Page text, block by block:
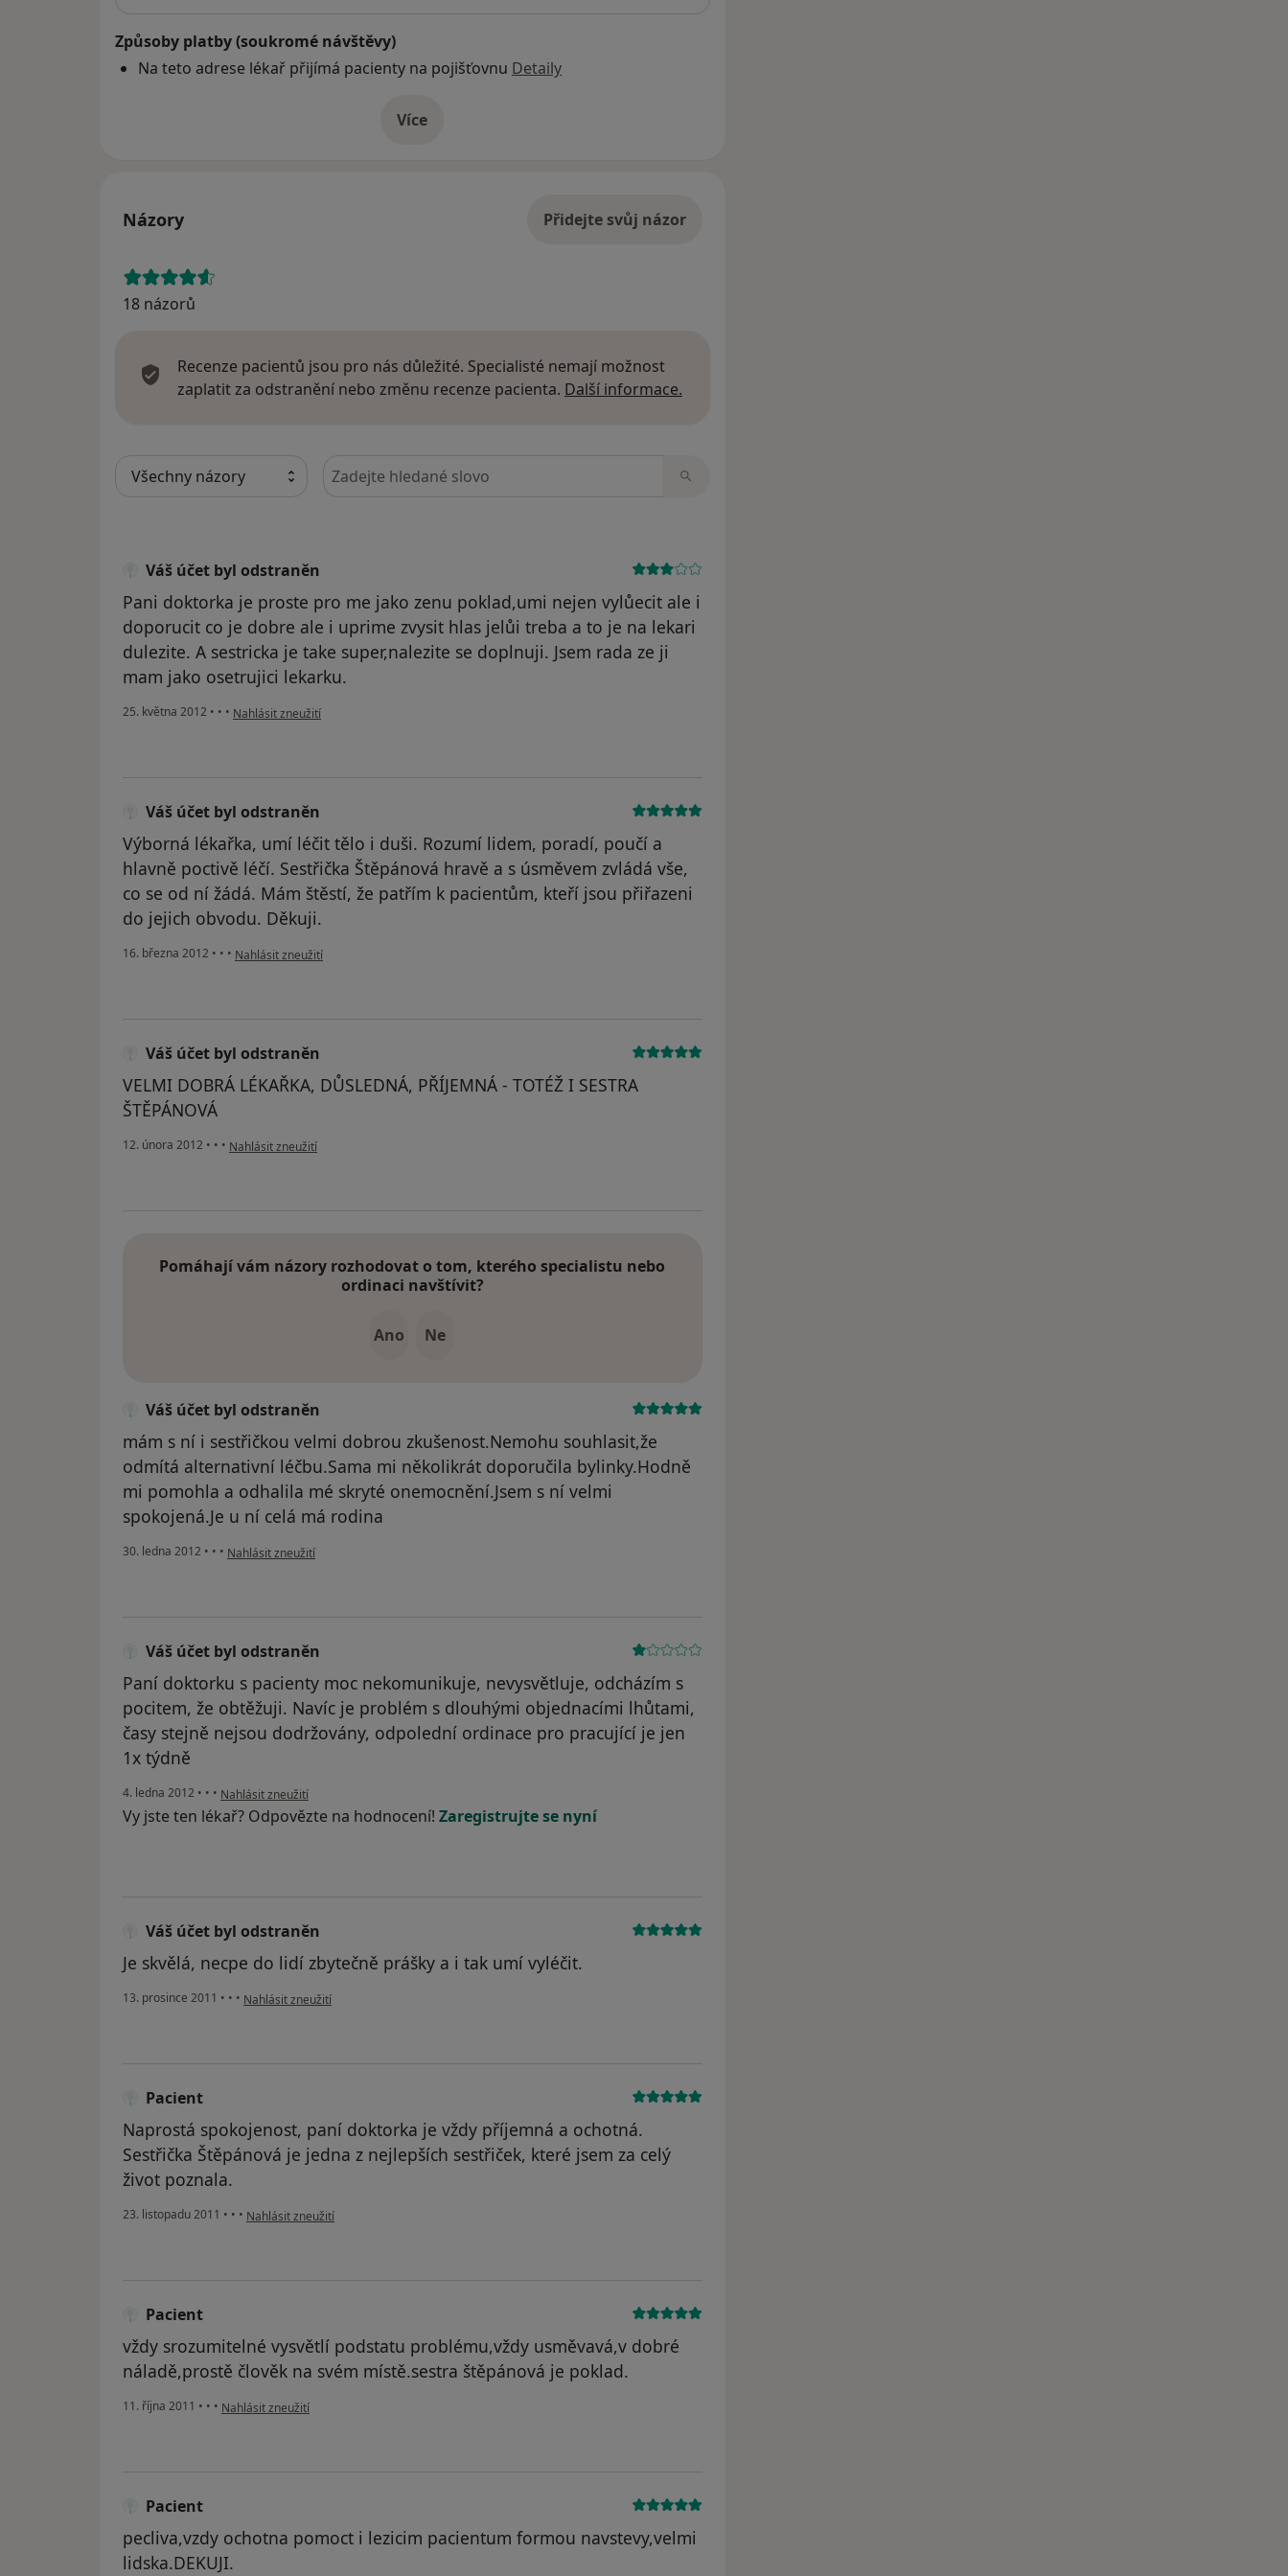
Způsoby platby (soukromé návštěvy)
Na teto adrese lékař přijímá pacienty na pojišťovnu Detaily
Víceo adrese
Názory Přidejte svůj názor
18 názorů
Recenze pacientů jsou pro nás důležité. Specialisté nemají možnost
zaplatit za odstranění nebo změnu recenze pacienta. Další informace.
Hledejte v názorech
Váš účet byl odstraněn
Pani doktorka je proste pro me jako zenu poklad,umi nejen vylůecit ale i
doporucit co je dobre ale i uprime zvysit hlas jelůi treba a to je na lekari
dulezite. A sestricka je take super,nalezite se doplnuji. Jsem rada ze ji
mam jako osetrujici lekarku.
25. května 2012 • • • podle názoru uživatele Váš účet byl odstraněn
Nahlásit zneužití
Váš účet byl odstraněn
Výborná lékařka, umí léčit tělo i duši. Rozumí lidem, poradí, poučí a
hlavně poctivě léčí. Sestřička Štěpánová hravě a s úsměvem zvládá vše,
co se od ní žádá. Mám štěstí, že patřím k pacientům, kteří jsou přiřazeni
do jejich obvodu. Děkuji.
16. března 2012 • • • podle názoru uživatele Váš účet byl odstraněn
Nahlásit zneužití
Váš účet byl odstraněn
VELMI DOBRÁ LÉKAŘKA, DŮSLEDNÁ, PŘÍJEMNÁ - TOTÉŽ I SESTRA
ŠTĚPÁNOVÁ
12. února 2012 • • • podle názoru uživatele Váš účet byl odstraněn
Nahlásit zneužití
Pomáhají vám názory rozhodovat o tom, kterého specialistu nebo
ordinaci navštívit?
Ano Ne
Váš účet byl odstraněn
mám s ní i sestřičkou velmi dobrou zkušenost.Nemohu souhlasit,že
odmítá alternativní léčbu.Sama mi několikrát doporučila bylinky.Hodně
mi pomohla a odhalila mé skryté onemocnění.Jsem s ní velmi
spokojená.Je u ní celá má rodina
30. ledna 2012 • • • podle názoru uživatele Váš účet byl odstraněn
Nahlásit zneužití
Váš účet byl odstraněn
Paní doktorku s pacienty moc nekomunikuje, nevysvětluje, odcházím s
pocitem, že obtěžuji. Navíc je problém s dlouhými objednacími lhůtami,
časy stejně nejsou dodržovány, odpolední ordinace pro pracující je jen
1x týdně
4. ledna 2012 • • • podle názoru uživatele Váš účet byl odstraněn
Nahlásit zneužití
Vy jste ten lékař? Odpovězte na hodnocení! Zaregistrujte se nyní
Váš účet byl odstraněn
Je skvělá, necpe do lidí zbytečně prášky a i tak umí vyléčit.
13. prosince 2011 • • • podle názoru uživatele Váš účet byl odstraněn
Nahlásit zneužití
Pacient
Naprostá spokojenost, paní doktorka je vždy příjemná a ochotná.
Sestřička Štěpánová je jedna z nejlepších sestřiček, které jsem za celý
život poznala.
23. listopadu 2011 • • • podle názoru uživatele Pacient
Nahlásit zneužití
Pacient
vždy srozumitelné vysvětlí podstatu problému,vždy usměvavá,v dobré
náladě,prostě člověk na svém místě.sestra štěpánová je poklad.
11. října 2011 • • • podle názoru uživatele Pacient
Nahlásit zneužití
Pacient
pecliva,vzdy ochotna pomoct i lezicim pacientum formou navstevy,velmi
lidska.DEKUJI.